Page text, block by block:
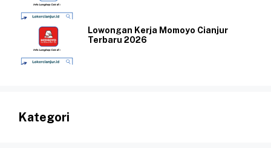
Lowongan Kerja Momoyo Cianjur
Terbaru 2026
Kategori